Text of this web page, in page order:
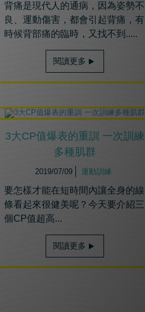
背痛是現代人的通病，因為姿勢不
良、運動傷害，都會引起背痛，有
時候背部痛的臨時，又找不到.....
閱讀更多
3大CP值爆表的重訓 一次訓練
多種肌群
2019/07/09 運動訓練
要怎樣才能在短時間內讓全身的線
條看起來很健美呢？今天要介紹三
個CP值超高...
閱讀更多